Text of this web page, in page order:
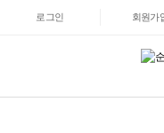
로그인 회원가